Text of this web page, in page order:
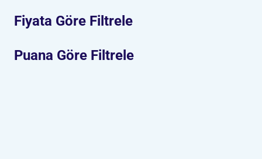
Fiyata Göre Filtrele
Puana Göre Filtrele